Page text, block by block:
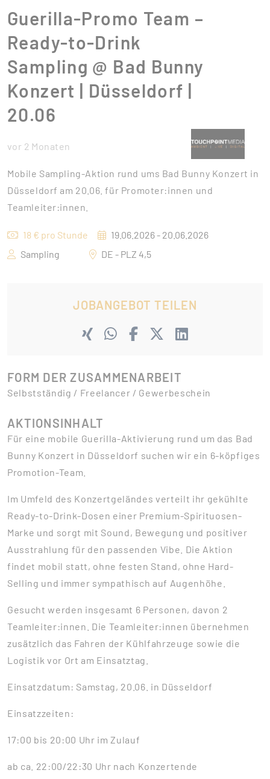
Guerilla-Promo Team –
Ready-to-Drink
Sampling @ Bad Bunny
Konzert | Düsseldorf |
20.06
vor 2 Monaten
Mobile Sampling-Aktion rund ums Bad Bunny Konzert in
Düsseldorf am 20.06. für Promoter:innen und
Teamleiter:innen.
18 € pro Stunde
19.06.2026 - 20.06.2026
Sampling
DE - PLZ 4,5
JOBANGEBOT TEILEN
FORM DER ZUSAMMENARBEIT
Selbstständig / Freelancer / Gewerbeschein
AKTIONSINHALT
Für eine mobile Guerilla-Aktivierung rund um das Bad
Bunny Konzert in Düsseldorf suchen wir ein 6-köpfiges
Promotion-Team.
Im Umfeld des Konzertgeländes verteilt ihr gekühlte
Ready-to-Drink-Dosen einer Premium-Spirituosen-
Marke und sorgt mit Sound, Bewegung und positiver
Ausstrahlung für den passenden Vibe. Die Aktion
findet mobil statt, ohne festen Stand, ohne Hard-
Selling und immer sympathisch auf Augenhöhe.
Gesucht werden insgesamt 6 Personen, davon 2
Teamleiter:innen. Die Teamleiter:innen übernehmen
zusätzlich das Fahren der Kühlfahrzeuge sowie die
Logistik vor Ort am Einsatztag.
Einsatzdatum: Samstag, 20.06. in Düsseldorf
Einsatzzeiten:
17:00 bis 20:00 Uhr im Zulauf
ab ca. 22:00/22:30 Uhr nach Konzertende